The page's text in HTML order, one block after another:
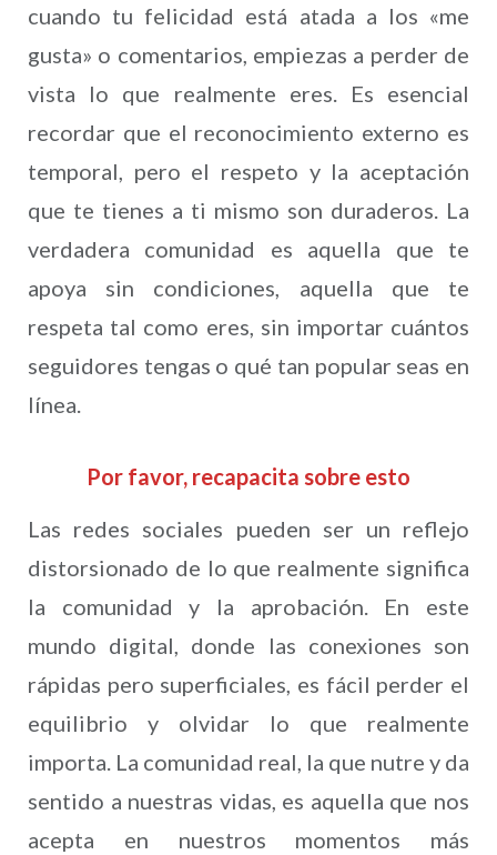
cuando tu felicidad está atada a los «me
gusta» o comentarios, empiezas a perder de
vista lo que realmente eres. Es esencial
recordar que el reconocimiento externo es
temporal, pero el respeto y la aceptación
que te tienes a ti mismo son duraderos. La
verdadera comunidad es aquella que te
apoya sin condiciones, aquella que te
respeta tal como eres, sin importar cuántos
seguidores tengas o qué tan popular seas en
línea.
Por favor, recapacita sobre esto
Las redes sociales pueden ser un reflejo
distorsionado de lo que realmente significa
la comunidad y la aprobación. En este
mundo digital, donde las conexiones son
rápidas pero superficiales, es fácil perder el
equilibrio y olvidar lo que realmente
importa. La comunidad real, la que nutre y da
sentido a nuestras vidas, es aquella que nos
acepta en nuestros momentos más